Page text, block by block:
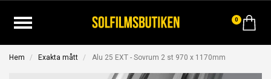
0
Hem Exakta mått Alu 25 EXT - Sovrum 2 st 970 x 1170mm